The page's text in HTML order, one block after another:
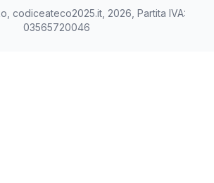
codiceateco2025.it, 2026, Partita IVA:
03565720046